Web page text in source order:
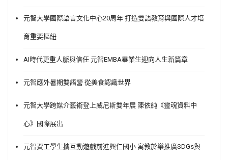
元智大學國際語言文化中心20周年 打造雙語教育與國際人才培
育重要樞紐
AI時代更重人脈與信任 元智EMBA畢業生迎向人生新篇章
元智應外暑期雙語營 從美食認識世界
元智大學跨媒介藝術登上威尼斯雙年展 陳依純《靈魂資料中
心》國際展出
元智資工學生攜互動遊戲前進興仁國小 寓教於樂推廣SDGs與